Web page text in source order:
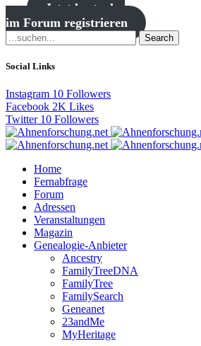
Jetzt kostenlos
im Forum registrieren
Search
Social Links
Instagram 10 Followers
Facebook 2K Likes
Twitter 10 Followers
Home
Fernabfrage
Forum
Adressen
Veranstaltungen
Magazin
Genealogie-Anbieter
Ancestry
FamilyTreeDNA
FamilyTree
FamilySearch
Geneanet
23andMe
MyHeritage